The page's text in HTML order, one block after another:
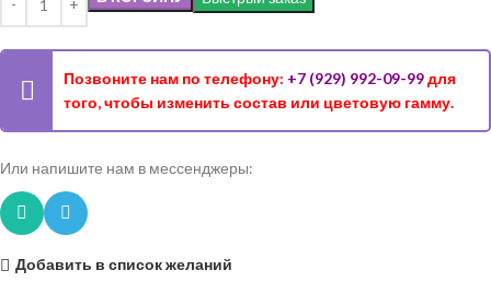
Позвоните нам по телефону: +7 (929) 992-09-99для
того, чтобы изменить состав или цветовую гамму.
Или напишите нам в мессенджеры:
Добавить в список желаний